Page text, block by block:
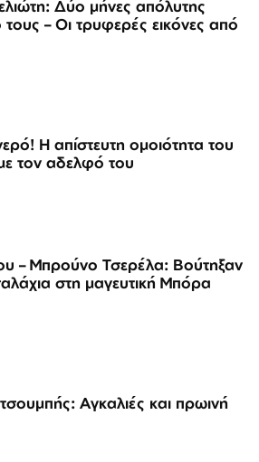
Δύο μήνες απόλυτης
τους – Οι τρυφερές εικόνες από
Η απίστευτη ομοιότητα του
τον αδελφό του
– Μπρούνο Τσερέλα: Βούτηξαν
στη μαγευτική Μπόρα
Αγκαλιές και πρωινή